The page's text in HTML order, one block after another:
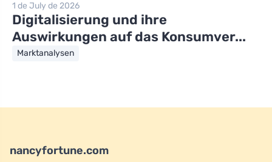
1 de July de 2026
Digitalisierung und ihre
Auswirkungen auf das Konsumver...
Marktanalysen
nancyfortune.com